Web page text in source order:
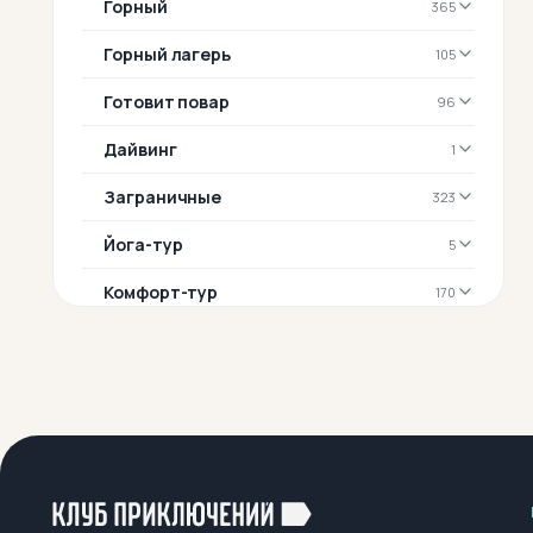
Горный 365
Горный лагерь 105
Готовит повар 96
Дайвинг 1
Заграничные 323
Йога-тур 5
Комфорт-тур 170
Лыжные 43